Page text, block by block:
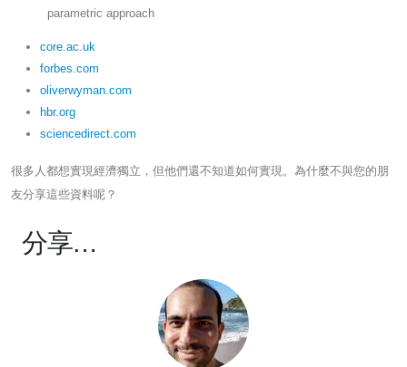
parametric approach
core.ac.uk
forbes.com
oliverwyman.com
hbr.org
sciencedirect.com
很多人都想實現經濟獨立，但他們還不知道如何實現。為什麼不與您的朋
友分享這些資料呢？
分享…